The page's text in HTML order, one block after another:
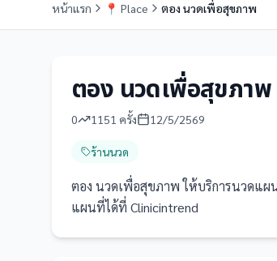
หน้าแรก 📍 Place ตอง นวดเพื่อสุขภาพ
ตอง นวดเพื่อสุขภาพ
0 1151 ครั้ง 12/5/2569
ร้านนวด
ตอง นวดเพื่อสุขภาพ ให้บริการนวดแผ
แผนที่ได้ที่ Clinicintrend